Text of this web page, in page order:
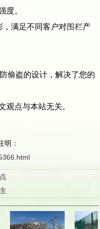
度。
满足不同客户对围栏产
盗的设计，解决了您的
点与本站无关。
明：